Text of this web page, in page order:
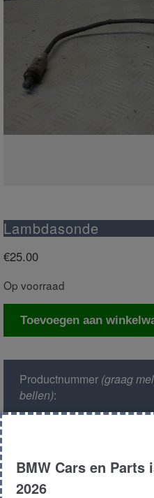
Lambdasonde
€25.00
Op voorraad
Lambdasonde
Toevoegen aan
Productnummer(graag
bellen):
Carroserie :
BMW Cars en
2026